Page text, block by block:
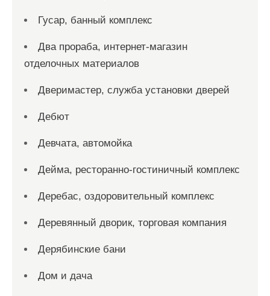
Гусар, банный комплекс
Два прораба, интернет-магазин
отделочных материалов
Дверимастер, служба установки дверей
Дебют
Девчата, автомойка
Дейма, ресторанно-гостиничный комплекс
Деребас, оздоровительный комплекс
Деревянный дворик, торговая компания
Дерябинские бани
Дом и дача